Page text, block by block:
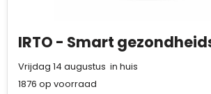
IRTO - Smart
Vrijdag 14 augustus in huis
1876 op voorraad